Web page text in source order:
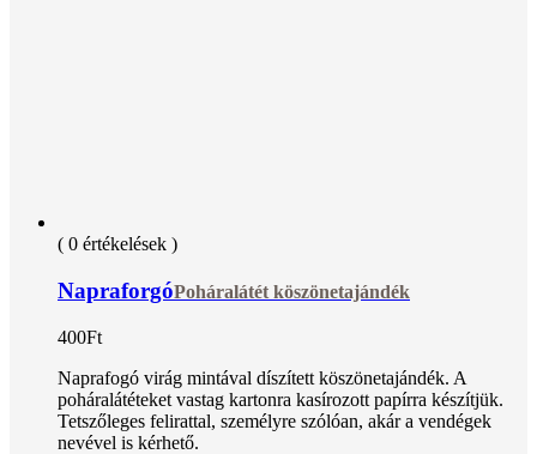
( 0 értékelések )
NapraforgóPoháralátét köszönetajándék
400Ft
Naprafogó virág mintával díszített köszönetajándék. A
poháralátéteket vastag kartonra kasírozott papírra készítjük.
Tetszőleges felirattal, személyre szólóan, akár a vendégek
nevével is kérhető.